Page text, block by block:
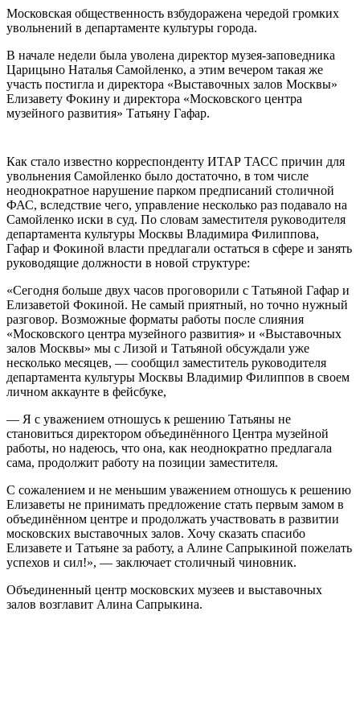
Московская общественность взбудоражена чередой громких
увольнений в департаменте культуры города.
В начале недели была уволена директор музея-заповедника
Царицыно Наталья Самойленко, а этим вечером такая же
участь постигла и директора «Выставочных залов Москвы»
Елизавету Фокину и директора «Московского центра
музейного развития» Татьяну Гафар.
Как стало известно корреспонденту ИТАР ТАСС причин для
увольнения Самойленко было достаточно, в том числе
неоднократное нарушение парком предписаний столичной
ФАС, вследствие чего, управление несколько раз подавало на
Самойленко иски в суд. По словам заместителя руководителя
департамента культуры Москвы Владимира Филиппова,
Гафар и Фокиной власти предлагали остаться в сфере и занять
руководящие должности в новой структуре:
«Сегодня больше двух часов проговорили с Татьяной Гафар и
Елизаветой Фокиной. Не самый приятный, но точно нужный
разговор. Возможные форматы работы после слияния
«Московского центра музейного развития» и «Выставочных
залов Москвы» мы с Лизой и Татьяной обсуждали уже
несколько месяцев, — сообщил заместитель руководителя
департамента культуры Москвы Владимир Филиппов в своем
личном аккаунте в фейсбуке,
— Я с уважением отношусь к решению Татьяны не
становиться директором объединённого Центра музейной
работы, но надеюсь, что она, как неоднократно предлагала
сама, продолжит работу на позиции заместителя.
С сожалением и не меньшим уважением отношусь к решению
Елизаветы не принимать предложение стать первым замом в
объединённом центре и продолжать участвовать в развитии
московских выставочных залов. Хочу сказать спасибо
Елизавете и Татьяне за работу, а Алине Сапрыкиной пожелать
успехов и сил!», — заключает столичный чиновник.
Объединенный центр московских музеев и выставочных
залов возглавит Алина Сапрыкина.